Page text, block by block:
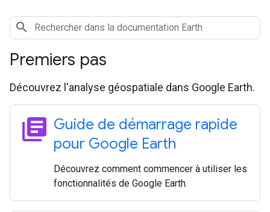
Premiers pas
Découvrez l'analyse géospatiale dans Google Earth.
library_books Guide de démarrage rapide
pour Google Earth
Découvrez comment commencer à utiliser les
fonctionnalités de Google Earth.